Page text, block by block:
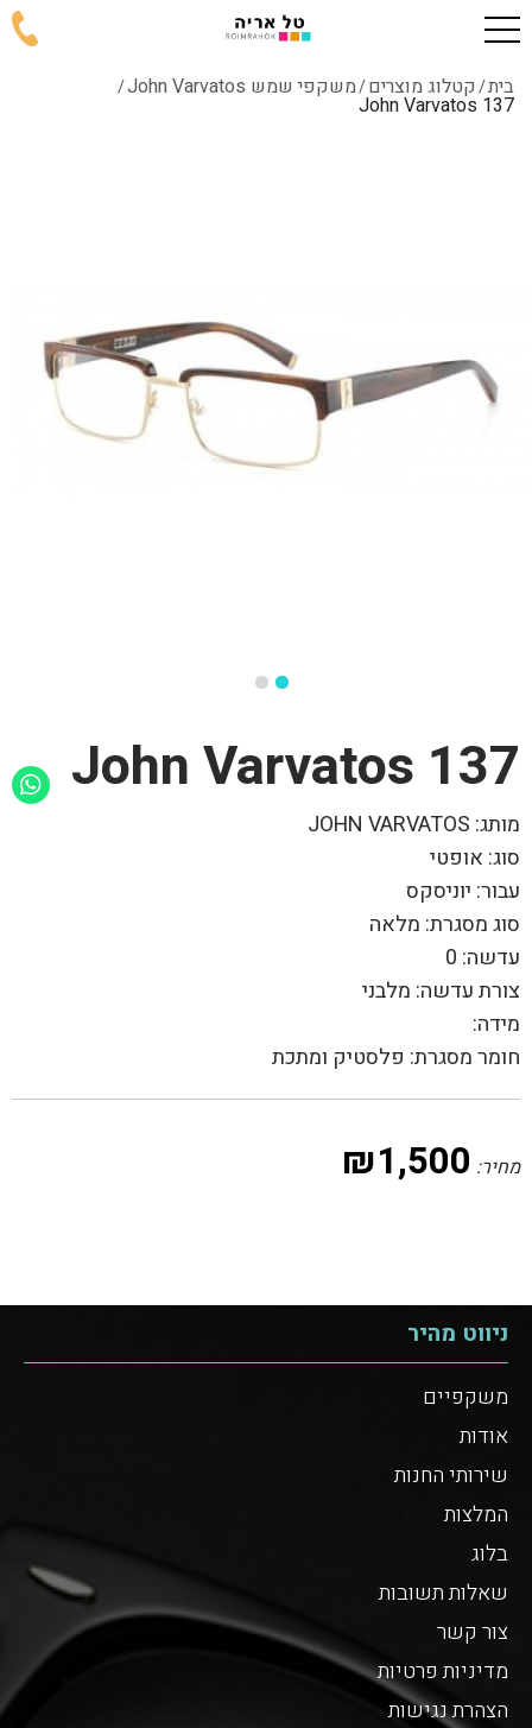
בית/קטלוג מוצרים/משקפי שמש John Varvatos /
137 John Varvatos
137 John Varvatos
מותג: JOHN VARVATOS
סוג: אופטי
עבור: יוניסקס
סוג מסגרת: מלאה
עדשה: 0
צורת עדשה: מלבני
מידה:
חומר מסגרת: פלסטיק ומתכת
מחיר: ₪1,500
ניווט מהיר
משקפיים
אודות
שירותי החנות
המלצות
בלוג
שאלות תשובות
צור קשר
מדיניות פרטיות
הצהרת נגישות